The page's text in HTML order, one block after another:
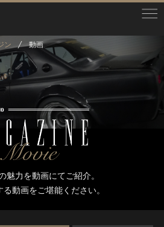
ン 動画
魅力を動画にてご紹介。
動画をご堪能ください。